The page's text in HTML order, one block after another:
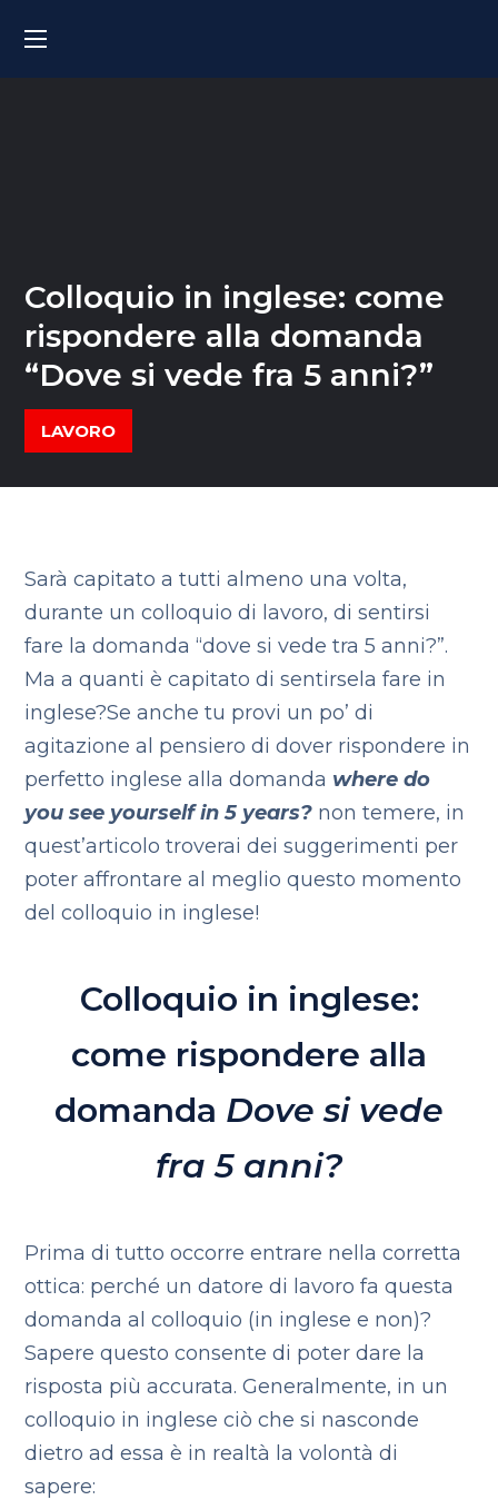
Colloquio in inglese: come
rispondere alla domanda
“Dove si vede fra 5 anni?”
LAVORO
Sarà capitato a tutti almeno una volta,
durante un colloquio di lavoro, di sentirsi
fare la domanda “dove si vede tra 5 anni?”.
Ma a quanti è capitato di sentirsela fare in
inglese?Se anche tu provi un po’ di
agitazione al pensiero di dover rispondere in
perfetto inglese alla domanda where do
you see yourself in 5 years? non temere, in
quest’articolo troverai dei suggerimenti per
poter affrontare al meglio questo momento
del colloquio in inglese!
Colloquio in inglese:
come rispondere alla
domanda Dove si vede
fra 5 anni?
Prima di tutto occorre entrare nella corretta
ottica: perché un datore di lavoro fa questa
domanda al colloquio (in inglese e non)?
Sapere questo consente di poter dare la
risposta più accurata. Generalmente, in un
colloquio in inglese ciò che si nasconde
dietro ad essa è in realtà la volontà di
sapere: